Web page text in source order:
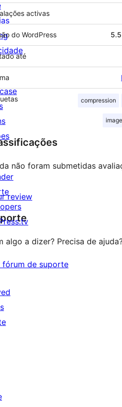
activas
do WordPress
até
compression
image
não foram submetidas
review
algo a dizer? Precisa de
fórum de suporte